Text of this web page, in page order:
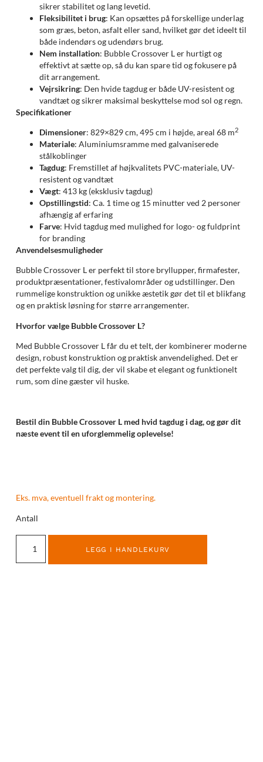
sikrer stabilitet og lang levetid.
Fleksibilitet i brug: Kan opsættes på forskellige underlag
som græs, beton, asfalt eller sand, hvilket gør det ideelt til
både indendørs og udendørs brug.
Nem installation: Bubble Crossover L er hurtigt og
effektivt at sætte op, så du kan spare tid og fokusere på
dit arrangement.
Vejrsikring: Den hvide tagdug er både UV-resistent og
vandtæt og sikrer maksimal beskyttelse mod sol og regn.
Specifikationer
Dimensioner: 829×829 cm, 495 cm i højde, areal 68 m2
Materiale: Aluminiumsramme med galvaniserede
stålkoblinger
Tagdug: Fremstillet af højkvalitets PVC-materiale, UV-
resistent og vandtæt
Vægt: 413 kg (eksklusiv tagdug)
Opstillingstid: Ca. 1 time og 15 minutter ved 2 personer
afhængig af erfaring
Farve: Hvid tagdug med mulighed for logo- og fuldprint
for branding
Anvendelsesmuligheder
Bubble Crossover L er perfekt til store bryllupper, firmafester,
produktpræsentationer, festivalområder og udstillinger. Den
rummelige konstruktion og unikke æstetik gør det til et blikfang
og en praktisk løsning for større arrangementer.
Hvorfor vælge Bubble Crossover L?
Med Bubble Crossover L får du et telt, der kombinerer moderne
design, robust konstruktion og praktisk anvendelighed. Det er
det perfekte valg til dig, der vil skabe et elegant og funktionelt
rum, som dine gæster vil huske.
Bestil din Bubble Crossover L med hvid tagdug i dag, og gør dit
næste event til en uforglemmelig oplevelse!
Eks. mva, eventuell frakt og montering.
Antall
LEGG I HANDLEKURV